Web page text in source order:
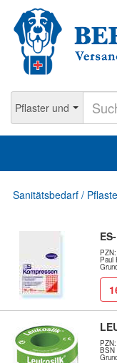
Sanitätsbedarf /
Paul
BSN